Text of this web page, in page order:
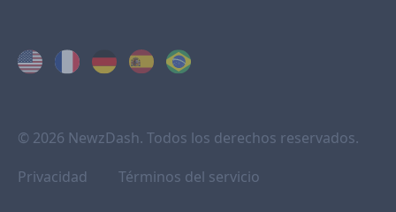
© 2026 NewzDash. Todos los derechos reservados.
Privacidad
Términos del servicio